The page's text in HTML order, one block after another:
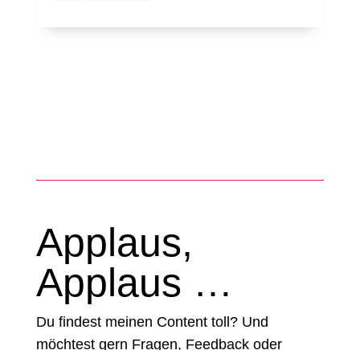
Applaus,
Applaus …
Du findest meinen Content toll? Und
möchtest gern Fragen, Feedback oder